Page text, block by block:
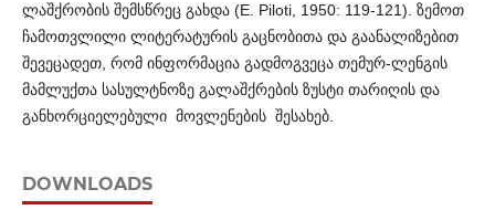
ლაშქრობის შემ­სწრეც გახდა (E. Piloti, 1950: 119-121). ზემოთ
ჩამოთვლილი ლი­ტ­ერა­ტ­უ­რის გაცნობითა და გაანალ­ი­ზ­ე­ბით
შევეც­ადეთ, რომ ინფორ­მ­აცია გადმოგვეცა თემურ-ლენგის
მამლუქთა სასულ­ტნოზე გალა­შქრების ზუსტი თარ­იღის და
განხორციელებული მოვლენების შესახებ.
DOWNLOADS